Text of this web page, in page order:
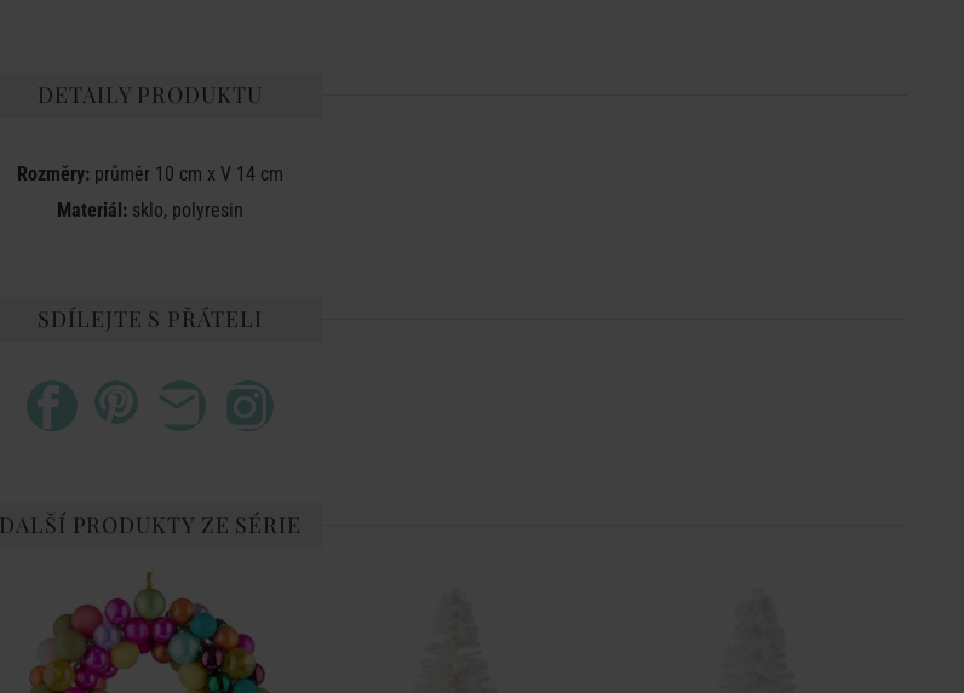
DETAILY PRODUKTU
Rozměry: průměr 10 cm x V 14 cm
Materiál: sklo, polyresin
SDÍLEJTE S PŘÁTELI
DALŠÍ PRODUKTY ZE SÉRIE